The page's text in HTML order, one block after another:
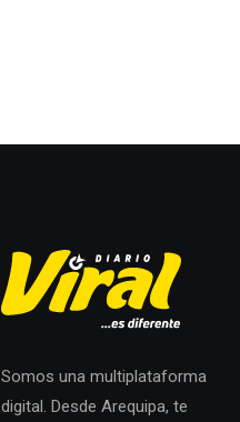
Somos una multiplataforma
digital. Desde Arequipa, te